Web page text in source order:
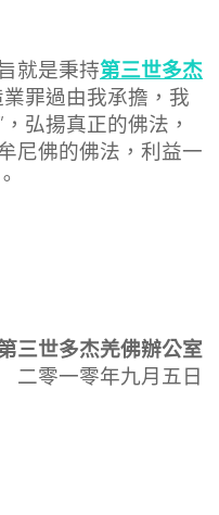
就是秉持第三世多杰
罪過由我承擔，我
弘揚真正的佛法，
尼佛的佛法，利益一
三世多杰羌佛辦公室
二零一零年九月五日